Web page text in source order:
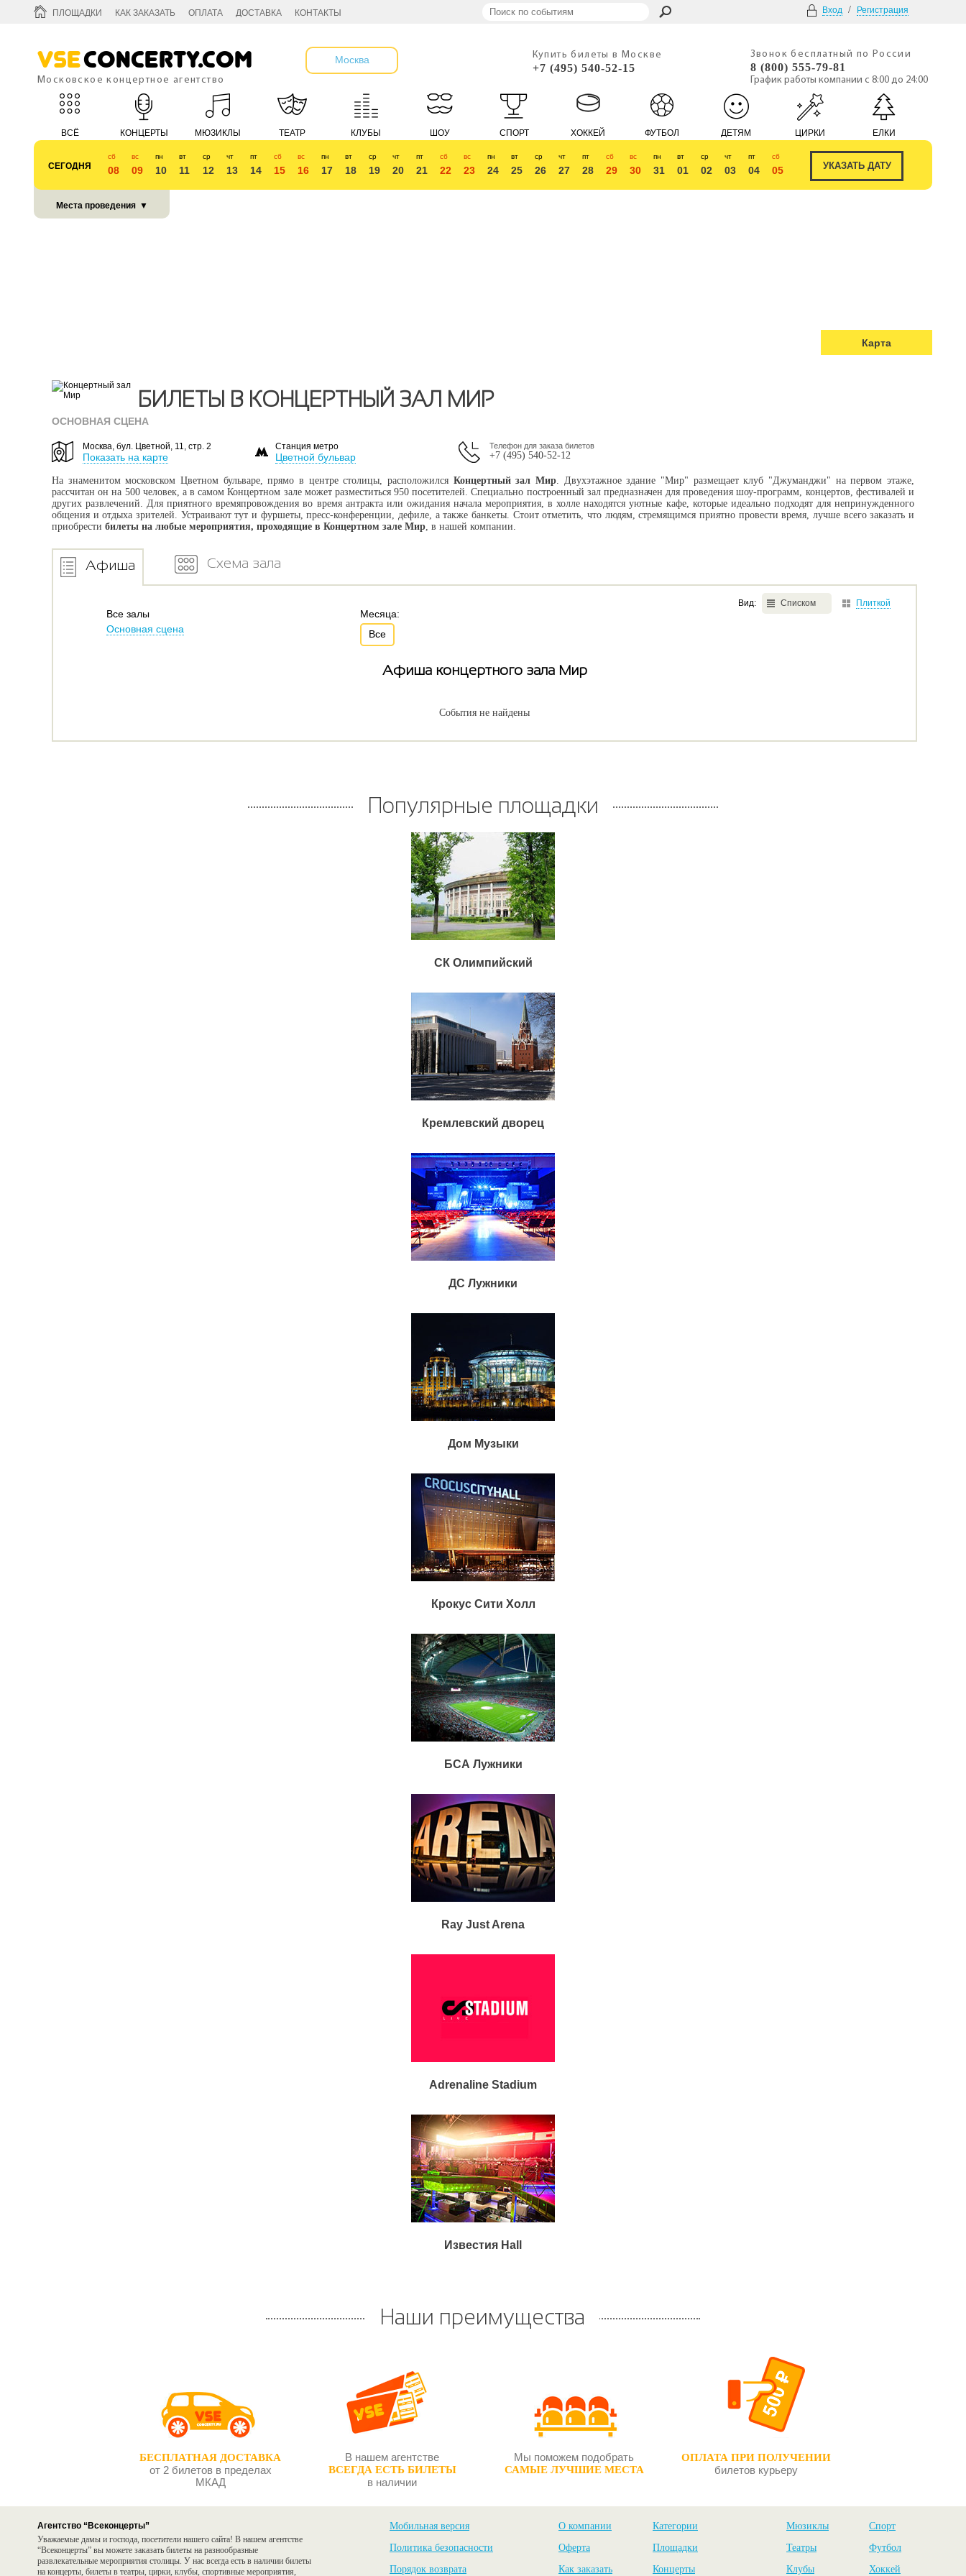
ПЛОЩАДКИ КАК ЗАКАЗАТЬ ОПЛАТА ДОСТАВКА КОНТАКТЫ Вход / Регистрация
VseConcerty.com
Московское концертное агентство
Москва Купить билеты в Москве
+7 (495) 540-52-15
Звонок бесплатный по России
8 (800) 555-79-81
График работы компании с 8:00 до 24:00
ВСЁ КОНЦЕРТЫ МЮЗИКЛЫ ТЕАТР КЛУБЫ ШОУ СПОРТ ХОККЕЙ ФУТБОЛ ДЕТЯМ ЦИРКИ ЕЛКИ
СЕГОДНЯ
сб
08
вс
09
пн
10
вт
11
ср
12
чт
13
пт
14
сб
15
вс
16
пн
17
вт
18
ср
19
чт
20
пт
21
сб
22
вс
23
пн
24
вт
25
ср
26
чт
27
пт
28
сб
29
вс
30
пн
31
вт
01
ср
02
чт
03
пт
04
сб
05
Места проведения ▼
Карта
БИЛЕТЫ В КОНЦЕРТНЫЙ ЗАЛ МИР
ОСНОВНАЯ СЦЕНА
Москва, бул. Цветной, 11, стр. 2
Показать на карте
Станция метро
Цветной бульвар
Телефон для заказа билетов
+7 (495) 540-52-12
На знаменитом московском Цветном бульваре, прямо в центре столицы, расположился Концертный зал Мир. Двухэтажное здание "Мир" размещает клуб "Джуманджи" на первом этаже,
рассчитан он на 500 человек, а в самом Концертном зале может разместиться 950 посетителей. Специально построенный зал предназначен для проведения шоу-программ, концертов, фестивалей и
других развлечений. Для приятного времяпровождения во время антракта или ожидания начала мероприятия, в холле находятся уютные кафе, которые идеально подходят для непринужденного
общения и отдыха зрителей. Устраивают тут и фуршеты, пресс-конференции, дефиле, а также банкеты. Стоит отметить, что людям, стремящимся приятно провести время, лучше всего заказать и
приобрести билеты на любые мероприятия, проходящие в Концертном зале Мир, в нашей компании.
Афиша Схема зала
Вид: Списком Плиткой
Все залы
Основная сцена
Месяца:
Все
Афиша концертного зала Мир
События не найдены
Популярные площадки
СК Олимпийский
Кремлевский дворец
ДС Лужники
Дом Музыки
Крокус Сити Холл
БСА Лужники
Ray Just Arena
Adrenaline Stadium
Известия Hall
Наши преимущества
БЕСПЛАТНАЯ ДОСТАВКА
от 2 билетов в пределах
МКАД
В нашем агентстве
ВСЕГДА ЕСТЬ БИЛЕТЫ
в наличии
Мы поможем подобрать
САМЫЕ ЛУЧШИЕ МЕСТА
ОПЛАТА ПРИ ПОЛУЧЕНИИ
билетов курьеру
Агентство “Всеконцерты”
Уважаемые дамы и господа, посетители нашего сайта! В нашем агентстве
“Всеконцерты” вы можете заказать билеты на разнообразные
развлекательные мероприятия столицы. У нас всегда есть в наличии билеты
на концерты, билеты в театры, цирки, клубы, спортивные мероприятия,
Мобильная версия
Политика безопасности
Порядок возврата
О компании
Оферта
Как заказать
Категории
Площадки
Концерты
Мюзиклы
Театры
Клубы
Спорт
Футбол
Хоккей